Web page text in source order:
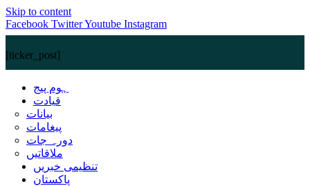
Skip to content
Facebook TwitterYoutube Instagram
[ticker_post]
ہوم پیج
قیادت
بیانات
پیغامات
دورہ جات
ملاقاتیں
تنظیمی خبریں
پاکستان